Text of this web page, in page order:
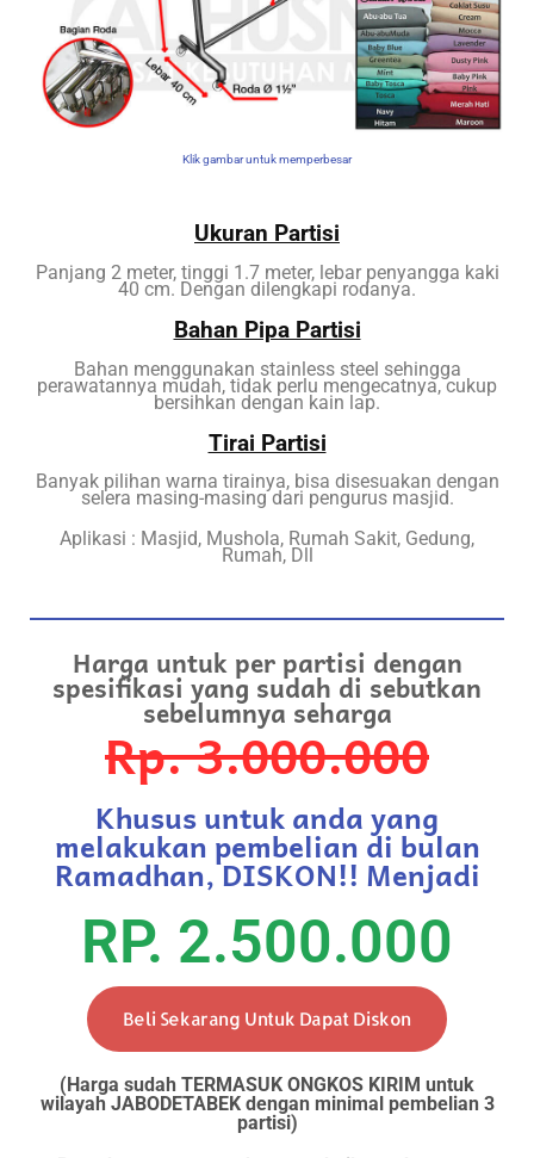
Klik gambar untuk memperbesar
Ukuran Partisi
Panjang 2 meter, tinggi 1.7 meter, lebar penyangga kaki
40 cm. Dengan dilengkapi rodanya.
Bahan Pipa Partisi
Bahan menggunakan stainless steel sehingga
perawatannya mudah, tidak perlu mengecatnya, cukup
bersihkan dengan kain lap.
Tirai Partisi
Banyak pilihan warna tirainya, bisa disesuakan dengan
selera masing-masing dari pengurus masjid.
Aplikasi : Masjid, Mushola, Rumah Sakit, Gedung,
Rumah, Dll
Harga untuk per partisi dengan
spesifikasi yang sudah di sebutkan
sebelumnya seharga
Rp. 3.000.000
Khusus untuk anda yang
melakukan pembelian di bulan
Ramadhan, DISKON!! Menjadi
RP. 2.500.000
Beli Sekarang Untuk Dapat Diskon
(Harga sudah TERMASUK ONGKOS KIRIM untuk
wilayah JABODETABEK dengan minimal pembelian 3
partisi)